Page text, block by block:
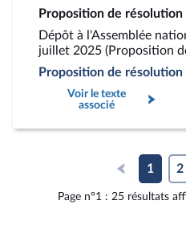
Proposition de résolution
Dépôt à l'Assemblée
juillet 2025 (Proposition
Proposition de résolution
Voir le texte
associé
1 2
Page n°1 : 25 résultats